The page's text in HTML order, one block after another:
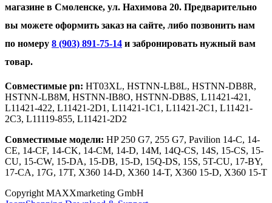
магазине в Смоленске, ул. Нахимова 20. Предварительно
вы можете оформить заказ на сайте, либо позвонить нам
по номеру 8 (903) 891-75-14 и забронировать нужный вам
товар.
Совместимые pn: HT03XL, HSTNN-LB8L, HSTNN-DB8R,
HSTNN-LB8M, HSTNN-IB8O, HSTNN-DB8S, L11421-421,
L11421-422, L11421-2D1, L11421-1C1, L11421-2C1, L11421-
2C3, L11119-855, L11421-2D2
Совместимые модели: HP 250 G7, 255 G7, Pavilion 14-C, 14-
CE, 14-CF, 14-CK, 14-CM, 14-D, 14M, 14Q-CS, 14S, 15-CS, 15-
CU, 15-CW, 15-DA, 15-DB, 15-D, 15Q-DS, 15S, 5T-CU, 17-BY,
17-CA, 17G, 17T, X360 14-D, X360 14-T, X360 15-D, X360 15-T
Copyright MAXXmarketing GmbH